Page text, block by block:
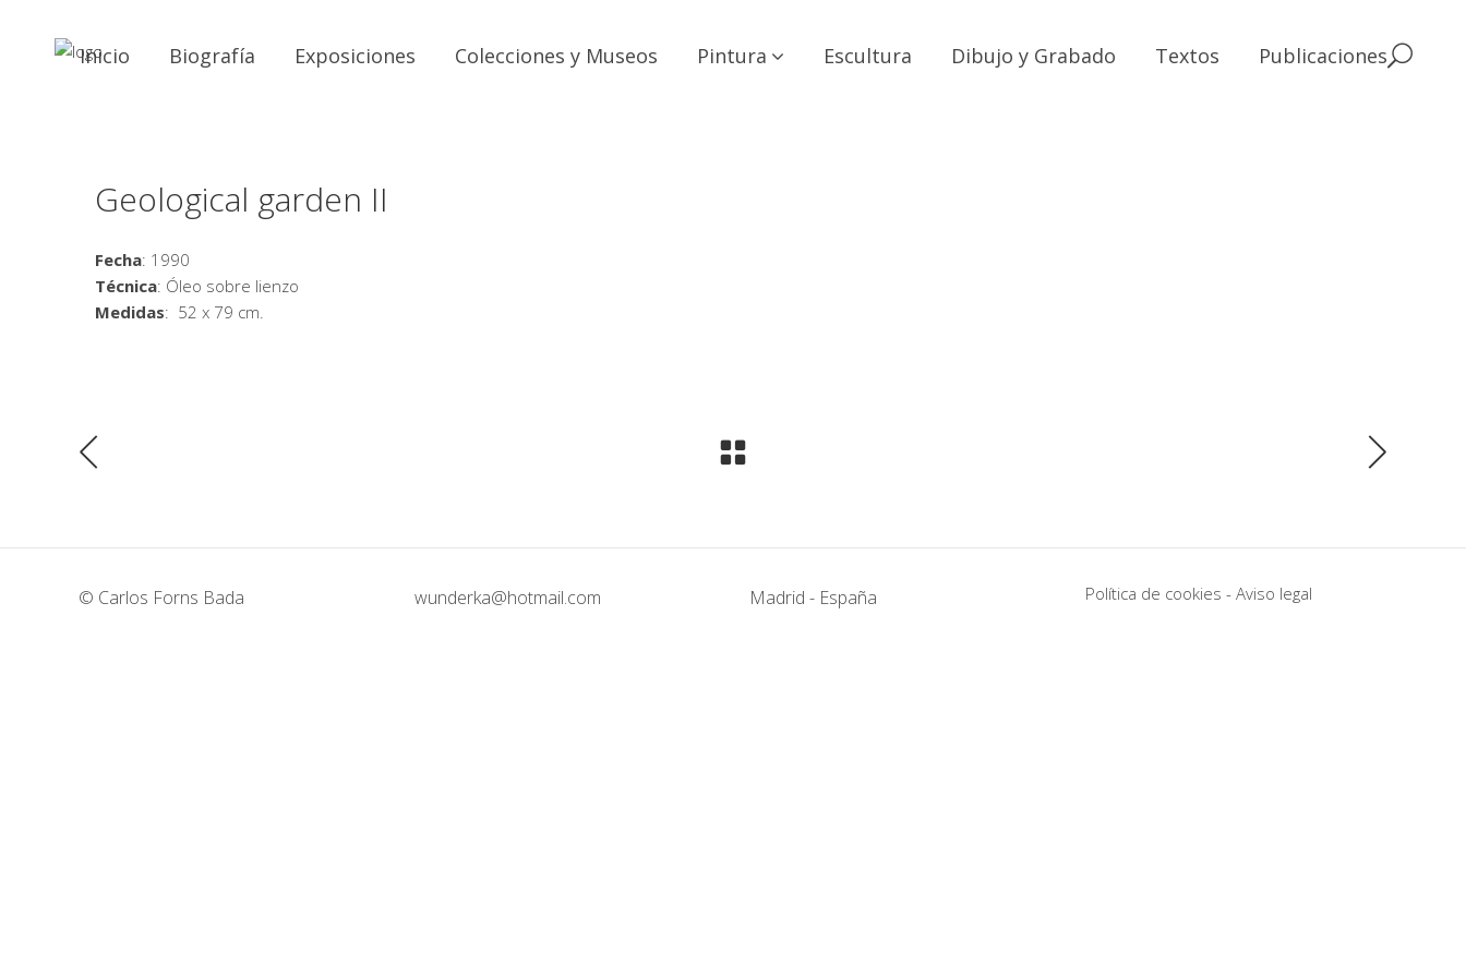
Inicio Biografía Exposiciones Colecciones y Museos Pintura Escultura Dibujo y Grabado Textos Publicaciones
Geological garden II
Fecha: 1990
Técnica: Óleo sobre lienzo
Medidas: 52 x 79 cm.
© Carlos Forns Bada wunderka@hotmail.com Madrid - España Política de cookies - Aviso legal